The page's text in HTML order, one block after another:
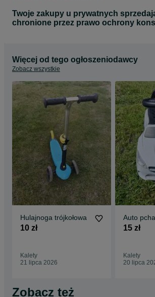
Twoje zakupy u prywatnych
chronione przez prawo ochrony
Więcej od tego ogłoszeniodawcy
Zobacz wszystkie
Hulajnoga trójkołowa
10 zł
Kalety
21 lipca 2026
Auto
15 zł
Kalety
20 lipca
Zobacz też